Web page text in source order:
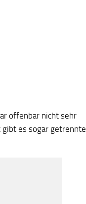
offenbar nicht sehr
es sogar getrennte